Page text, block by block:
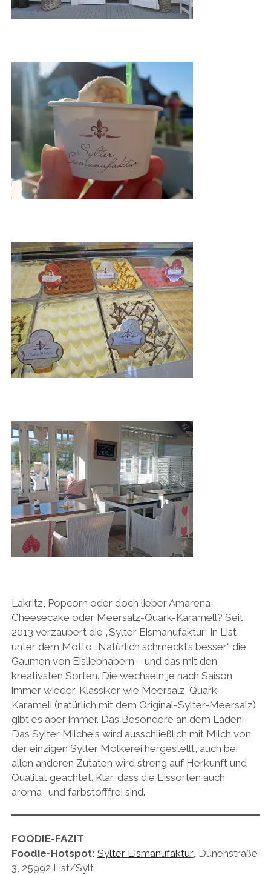
Lakritz, Popcorn oder doch lieber Amarena-
Cheesecake oder Meersalz-Quark-Karamell? Seit
2013 verzaubert die „Sylter Eismanufaktur“ in List
unter dem Motto „Natürlich schmeckt’s besser“ die
Gaumen von Eisliebhabern – und das mit den
kreativsten Sorten. Die wechseln je nach Saison
immer wieder, Klassiker wie Meersalz-Quark-
Karamell (natürlich mit dem Original-Sylter-Meersalz)
gibt es aber immer. Das Besondere an dem Laden:
Das Sylter Milcheis wird ausschließlich mit Milch von
der einzigen Sylter Molkerei hergestellt, auch bei
allen anderen Zutaten wird streng auf Herkunft und
Qualität geachtet. Klar, dass die Eissorten auch
aroma- und farbstofffrei sind.
FOODIE-FAZIT
Foodie-Hotspot: Sylter Eismanufaktur, Dünenstraße
3, 25992 List/Sylt